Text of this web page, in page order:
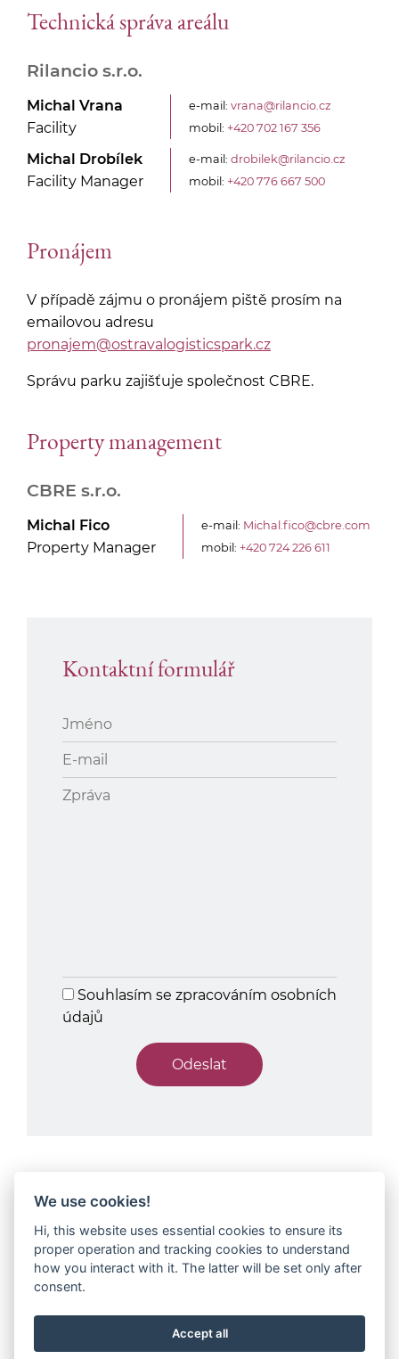
Technická správa areálu
Rilancio s.r.o.
Michal Vrana
Facility
e-mail: vrana@rilancio.cz
mobil: +420 702 167 356
Michal Drobílek
Facility Manager
e-mail: drobilek@rilancio.cz
mobil: +420 776 667 500
Pronájem
V případě zájmu o pronájem piště prosím na
emailovou adresu
pronajem@ostravalogisticspark.cz
Správu parku zajišťuje společnost CBRE.
Property management
CBRE s.r.o.
Michal Fico
Property Manager
e-mail: Michal.fico@cbre.com
mobil: +420 724 226 611
Kontaktní formulář
Souhlasím se zpracováním osobních
údajů
O nás
Lokalita
Plány
Kontakty
We use cookies!
Hi, this website uses essential cookies to ensure its
proper operation and tracking cookies to understand
how you interact with it. The latter will be set only after
consent.
Accept all